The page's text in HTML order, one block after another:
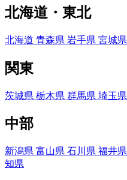
北海道・東北
北海道 青森県 岩手県 宮城県
関東
茨城県 栃木県 群馬県 埼玉県
中部
新潟県 富山県 石川県 福井県
知県